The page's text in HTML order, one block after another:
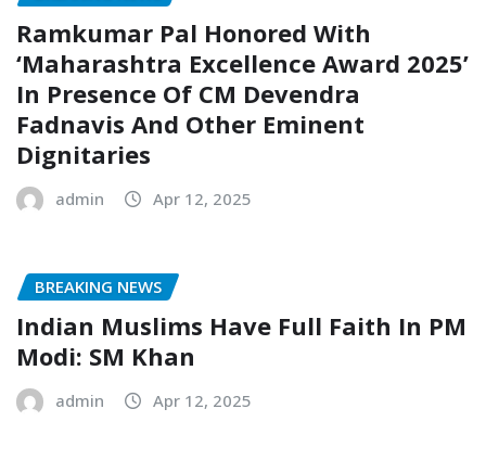
Ramkumar Pal Honored With
‘Maharashtra Excellence Award 2025’
In Presence Of CM Devendra
Fadnavis And Other Eminent
Dignitaries
admin Apr 12, 2025
BREAKING NEWS
Indian Muslims Have Full Faith In PM
Modi: SM Khan
admin Apr 12, 2025